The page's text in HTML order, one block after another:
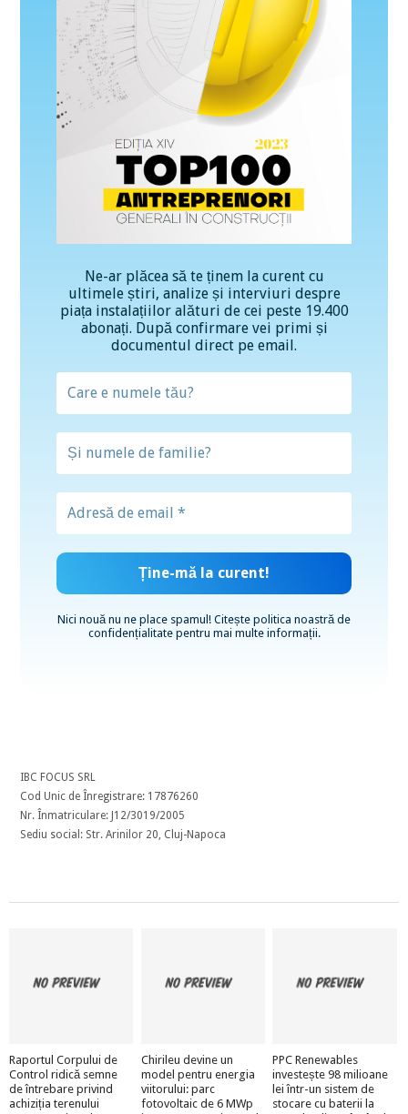
Ne-ar plăcea să te ținem la curent cu
ultimele știri, analize și interviuri despre
piața instalațiilor alături de cei peste 19.400
abonați. După confirmare vei primi și
documentul direct pe email.
Nici nouă nu ne place spamul! Citește politica noastră de
confidențialitatepentru mai multe informații.
IBC FOCUS SRL
Cod Unic de Înregistrare: 17876260
Nr. Înmatriculare: J12/3019/2005
Sediu social: Str. Arinilor 20, Cluj-Napoca
Raportul Corpului de
Control ridică semne
de întrebare privind
achiziția terenului
Chirileu devine un
model pentru energia
viitorului: parc
fotovoltaic de 6 MWp
PPC Renewables
investește 98 milioane
lei într-un sistem de
stocare cu baterii la